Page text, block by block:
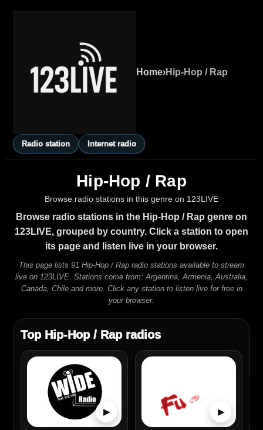
Home›Hip-Hop / Rap
Radio station Internet radio
Hip-Hop / Rap
Browse radio stations in this genre on 123LIVE
Browse radio stations in the Hip-Hop / Rap genre on
123LIVE, grouped by country. Click a station to open
its page and listen live in your browser.
This page lists 91 Hip-Hop / Rap radio stations available to stream
live on 123LIVE. Stations come from: Argentina, Armenia, Australia,
Canada, Chile and more. Click any station to listen live for free in
your browser.
Top Hip-Hop / Rap radios
▶ ▶